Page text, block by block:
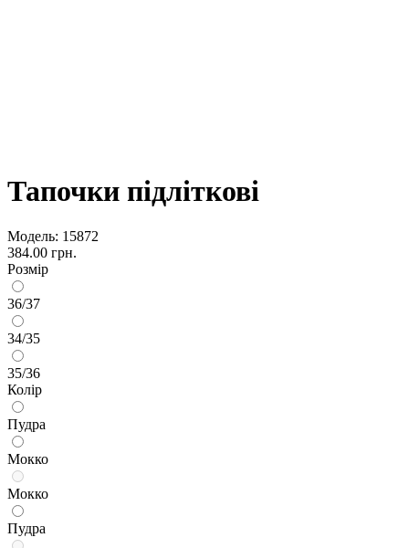
Тапочки підліткові
Модель: 15872
384.00 грн.
Розмір
36/37
34/35
35/36
Колір
Пудра
Мокко
Мокко
Пудра